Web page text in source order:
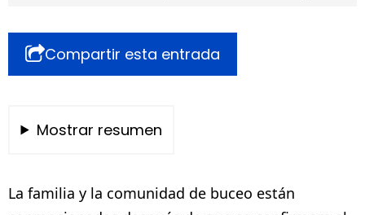
Compartir esta entrada
Mostrar resumen
La familia y la comunidad de buceo están